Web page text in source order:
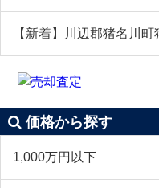
【新着】川辺郡猪名川
価格から探す
1,000万円以下